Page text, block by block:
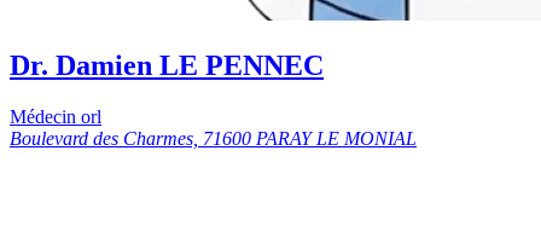
Dr. Damien LE PENNEC
Médecin orl
Boulevard des Charmes, 71600 PARAY LE MONIAL